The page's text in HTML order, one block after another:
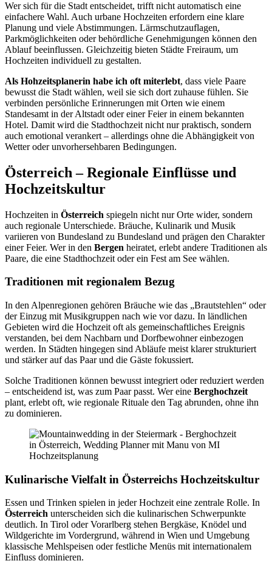
Wer sich für die Stadt entscheidet, trifft nicht automatisch eine
einfachere Wahl. Auch urbane Hochzeiten erfordern eine klare
Planung und viele Abstimmungen. Lärmschutzauflagen,
Parkmöglichkeiten oder behördliche Genehmigungen können den
Ablauf beeinflussen. Gleichzeitig bieten Städte Freiraum, um
Hochzeiten individuell zu gestalten.
Als Hohzeitsplanerin habe ich oft miterlebt, dass viele Paare
bewusst die Stadt wählen, weil sie sich dort zuhause fühlen. Sie
verbinden persönliche Erinnerungen mit Orten wie einem
Standesamt in der Altstadt oder einer Feier in einem bekannten
Hotel. Damit wird die Stadthochzeit nicht nur praktisch, sondern
auch emotional verankert – allerdings ohne die Abhängigkeit von
Wetter oder unvorhersehbaren Bedingungen.
Österreich – Regionale Einflüsse und
Hochzeitskultur
Hochzeiten in Österreich spiegeln nicht nur Orte wider, sondern
auch regionale Unterschiede. Bräuche, Kulinarik und Musik
variieren von Bundesland zu Bundesland und prägen den Charakter
einer Feier. Wer in den Bergen heiratet, erlebt andere Traditionen als
Paare, die eine Stadthochzeit oder ein Fest am See wählen.
Traditionen mit regionalem Bezug
In den Alpenregionen gehören Bräuche wie das „Brautstehlen“ oder
der Einzug mit Musikgruppen nach wie vor dazu. In ländlichen
Gebieten wird die Hochzeit oft als gemeinschaftliches Ereignis
verstanden, bei dem Nachbarn und Dorfbewohner einbezogen
werden. In Städten hingegen sind Abläufe meist klarer strukturiert
und stärker auf das Paar und die Gäste fokussiert.
Solche Traditionen können bewusst integriert oder reduziert werden
– entscheidend ist, was zum Paar passt. Wer eine Berghochzeit
plant, erlebt oft, wie regionale Rituale den Tag abrunden, ohne ihn
zu dominieren.
Kulinarische Vielfalt in Österreichs Hochzeitskultur
Essen und Trinken spielen in jeder Hochzeit eine zentrale Rolle. In
Österreich unterscheiden sich die kulinarischen Schwerpunkte
deutlich. In Tirol oder Vorarlberg stehen Bergkäse, Knödel und
Wildgerichte im Vordergrund, während in Wien und Umgebung
klassische Mehlspeisen oder festliche Menüs mit internationalem
Einfluss dominieren.